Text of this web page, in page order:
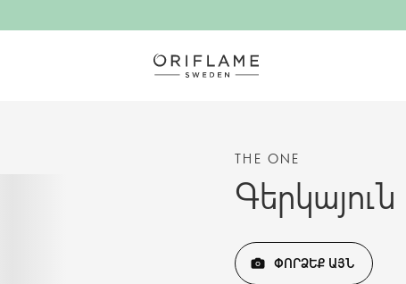
THE ONE
ՓՈՐՁԵՔ ԱՅՆ